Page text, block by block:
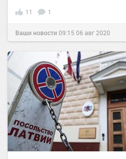
11 1
Ваши новости 09:15 06 авг 2020